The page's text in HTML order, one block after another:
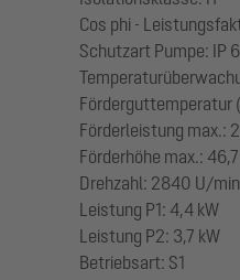
Cos phi -
Schutzart Pumpe: IP
Förderguttemperatur
Förderleistung max.:
Förderhöhe max.:
Drehzahl: 2840 U/min
Leistung P1: 4,4 kW
Leistung P2: 3,7 kW
Betriebsart: S1